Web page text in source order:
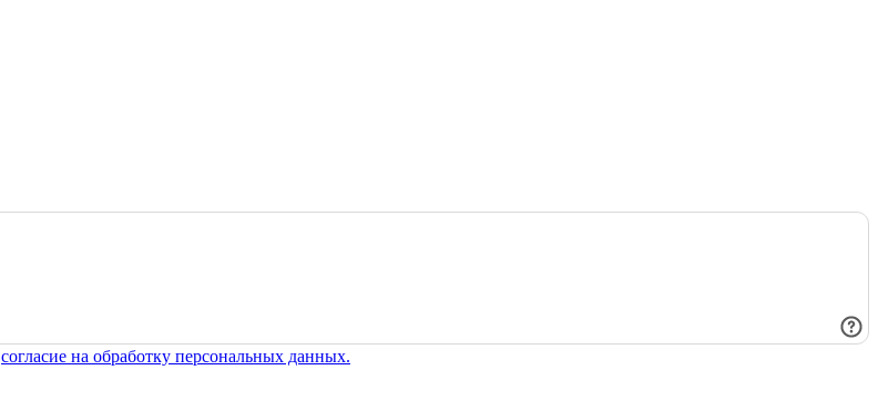
согласие на обработку персональных данных.